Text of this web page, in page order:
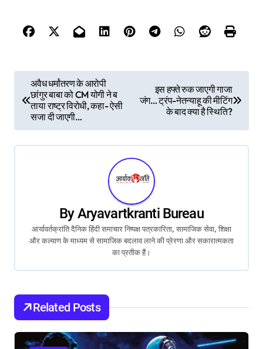
o
s
t
g
a
t
अवैध धर्मांतरण के आरोपी
छांगुर बाबा को CM योगी ने ब
ताया राष्ट्र विरोधी, कहा- ऐसी
सजा दी जाएगी…
इस हफ्ते रुक जाएगी गाजा
जंग… ट्रंप-नेतन्याहू की मीटिंग
के बाद क्या है स्थिति?
ByAryavartkranti Bureau
आर्यावर्तक्रांति दैनिक हिंदी समाचार निष्पक्ष पत्रकारिता, सामाजिक सेवा, शिक्षा
और कल्याण के माध्यम से सामाजिक बदलाव लाने की प्रेरणा और सकारात्मकता
का प्रतीक हैं।
Related Posts